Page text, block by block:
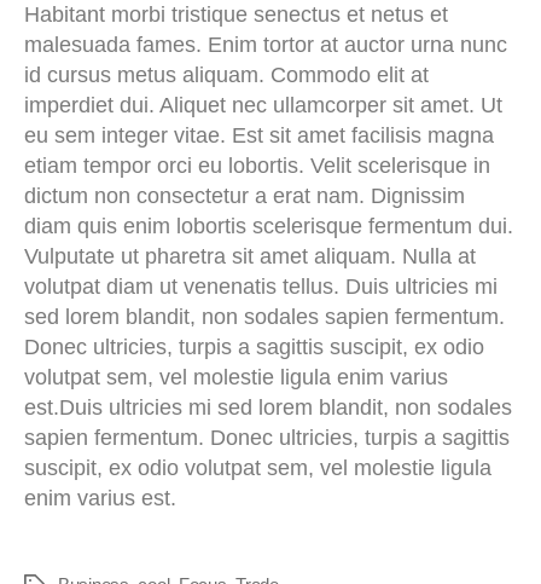
Habitant morbi tristique senectus et netus et
malesuada fames. Enim tortor at auctor urna nunc
id cursus metus aliquam. Commodo elit at
imperdiet dui. Aliquet nec ullamcorper sit amet. Ut
eu sem integer vitae. Est sit amet facilisis magna
etiam tempor orci eu lobortis. Velit scelerisque in
dictum non consectetur a erat nam. Dignissim
diam quis enim lobortis scelerisque fermentum dui.
Vulputate ut pharetra sit amet aliquam. Nulla at
volutpat diam ut venenatis tellus. Duis ultricies mi
sed lorem blandit, non sodales sapien fermentum.
Donec ultricies, turpis a sagittis suscipit, ex odio
volutpat sem, vel molestie ligula enim varius
est.Duis ultricies mi sed lorem blandit, non sodales
sapien fermentum. Donec ultricies, turpis a sagittis
suscipit, ex odio volutpat sem, vel molestie ligula
enim varius est.